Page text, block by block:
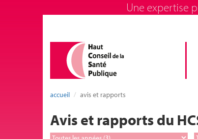
Une expertise
accueil avis et rapports
Avis et rapports du